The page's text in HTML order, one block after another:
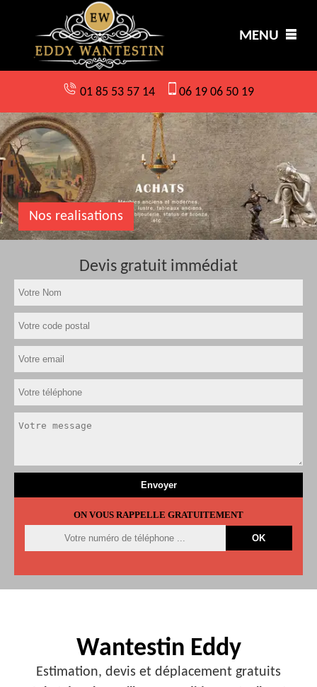
MENU
01 85 53 57 14 06 19 06 50 19
Nos realisations
Devis gratuit immédiat
ON VOUS RAPPELLE GRATUITEMENT
Wantestin Eddy
Estimation, devis et déplacement gratuits